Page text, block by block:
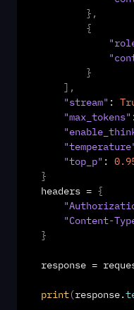
} ,
{
}
] ,
"stream" :
"max_tokens"
"top_p" :
}
headers = {
"Content-
}
response =
print(response.